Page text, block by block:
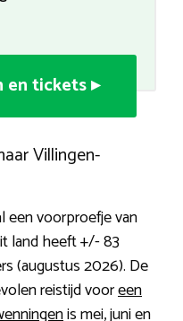
tickets ▸
Villingen-
een voorproefje van
land heeft +/- 83
(augustus 2026). De
reistijd vooreen
is mei, juni en